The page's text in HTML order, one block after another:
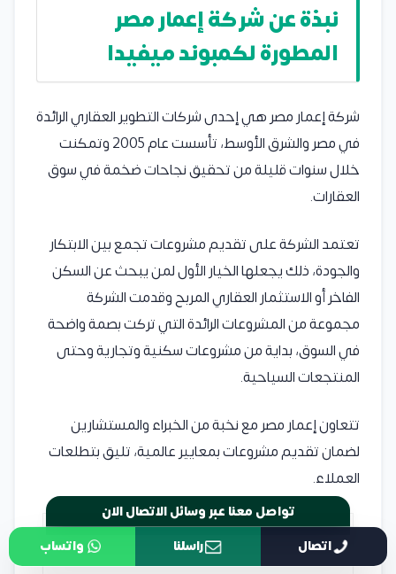
نبذة عن شركة إعمار مصر
المطورة لكمبوند ميفيدا
شركة إعمار مصر هي إحدى شركات التطوير العقاري الرائدة
في مصر والشرق الأوسط، تأسست عام 2005 وتمكنت
خلال سنوات قليلة من تحقيق نجاحات ضخمة في سوق
العقارات.
تعتمد الشركة على تقديم مشروعات تجمع بين الابتكار
والجودة، ذلك يجعلها الخيار الأول لمن يبحث عن السكن
الفاخر أو الاستثمار العقاري المربح وقدمت الشركة
مجموعة من المشروعات الرائدة التي تركت بصمة واضحة
في السوق، بداية من مشروعات سكنية وتجارية وحتى
المنتجعات السياحية.
تتعاون إعمار مصر مع نخبة من الخبراء والمستشارين
لضمان تقديم مشروعات بمعايير عالمية، تليق بتطلعات
العملاء.
تواصل معنا عبر وسائل الاتصال الان
اتصال راسلنا واتساب